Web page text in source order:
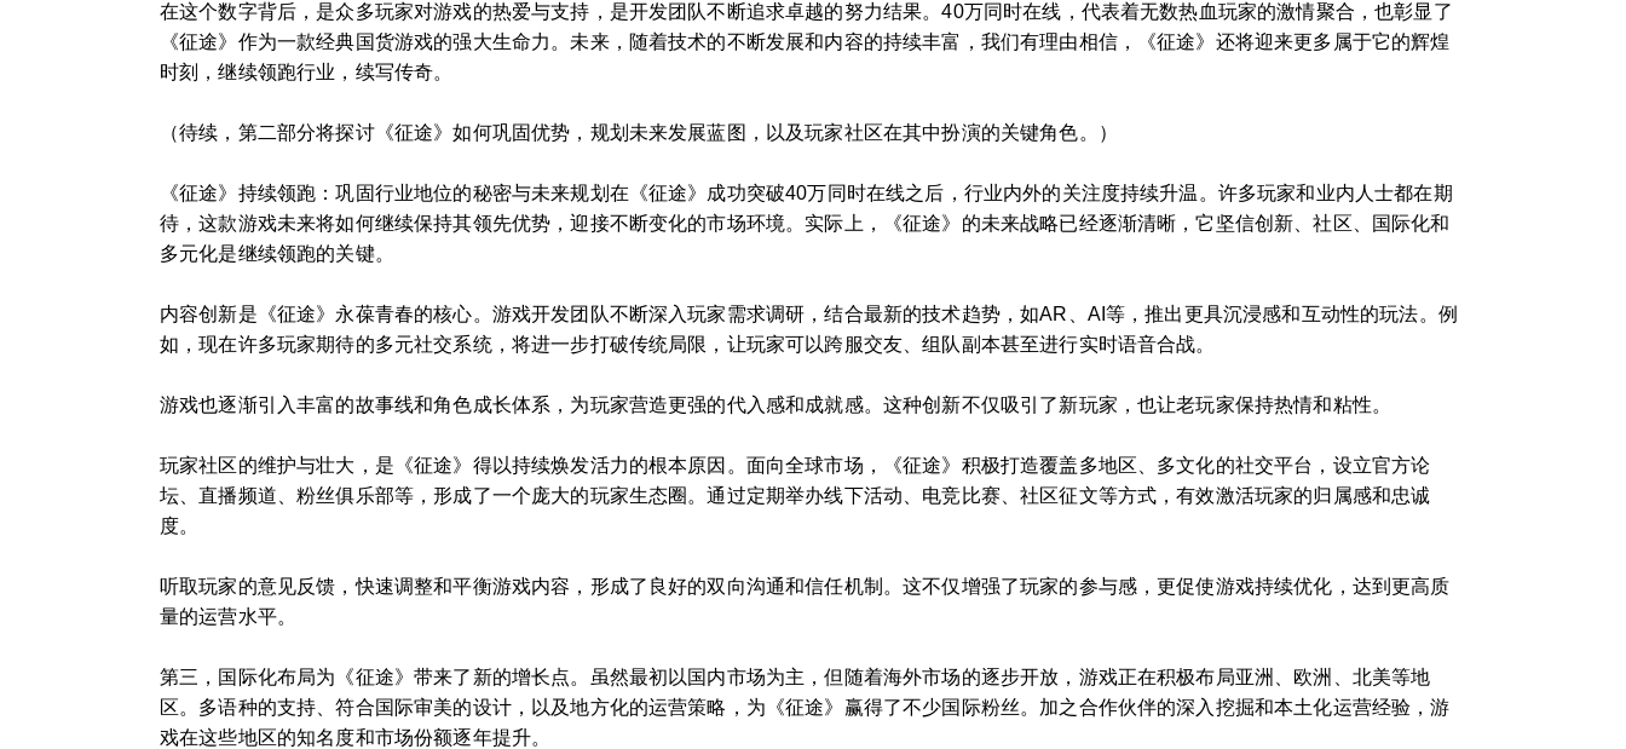
在这个数字背后，是众多玩家对游戏的热爱与支持，是开发团队不断追求卓越的努力结果。40万同时在线，代表着无数热血玩家的激情聚合，也彰显了
《征途》作为一款经典国货游戏的强大生命力。未来，随着技术的不断发展和内容的持续丰富，我们有理由相信，《征途》还将迎来更多属于它的辉煌
时刻，继续领跑行业，续写传奇。
（待续，第二部分将探讨《征途》如何巩固优势，规划未来发展蓝图，以及玩家社区在其中扮演的关键角色。）
《征途》持续领跑：巩固行业地位的秘密与未来规划在《征途》成功突破40万同时在线之后，行业内外的关注度持续升温。许多玩家和业内人士都在期
待，这款游戏未来将如何继续保持其领先优势，迎接不断变化的市场环境。实际上，《征途》的未来战略已经逐渐清晰，它坚信创新、社区、国际化和
多元化是继续领跑的关键。
内容创新是《征途》永葆青春的核心。游戏开发团队不断深入玩家需求调研，结合最新的技术趋势，如AR、AI等，推出更具沉浸感和互动性的玩法。例
如，现在许多玩家期待的多元社交系统，将进一步打破传统局限，让玩家可以跨服交友、组队副本甚至进行实时语音合战。
游戏也逐渐引入丰富的故事线和角色成长体系，为玩家营造更强的代入感和成就感。这种创新不仅吸引了新玩家，也让老玩家保持热情和粘性。
玩家社区的维护与壮大，是《征途》得以持续焕发活力的根本原因。面向全球市场，《征途》积极打造覆盖多地区、多文化的社交平台，设立官方论
坛、直播频道、粉丝俱乐部等，形成了一个庞大的玩家生态圈。通过定期举办线下活动、电竞比赛、社区征文等方式，有效激活玩家的归属感和忠诚
度。
听取玩家的意见反馈，快速调整和平衡游戏内容，形成了良好的双向沟通和信任机制。这不仅增强了玩家的参与感，更促使游戏持续优化，达到更高质
量的运营水平。
第三，国际化布局为《征途》带来了新的增长点。虽然最初以国内市场为主，但随着海外市场的逐步开放，游戏正在积极布局亚洲、欧洲、北美等地
区。多语种的支持、符合国际审美的设计，以及地方化的运营策略，为《征途》赢得了不少国际粉丝。加之合作伙伴的深入挖掘和本土化运营经验，游
戏在这些地区的知名度和市场份额逐年提升。